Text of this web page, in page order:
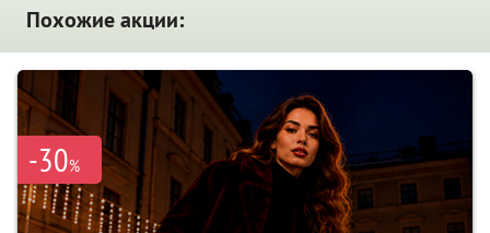
Похожие акции:
-30%